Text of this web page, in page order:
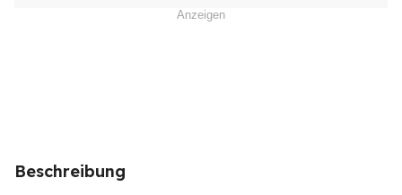
Anzeigen
Beschreibung